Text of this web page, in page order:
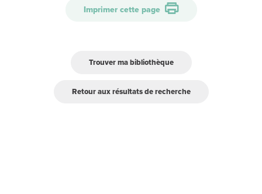
Imprimer cette page
Trouver ma bibliothèque
Retour aux résultats de recherche